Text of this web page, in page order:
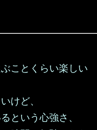
ことくらい楽しい
けど、
という心強さ、